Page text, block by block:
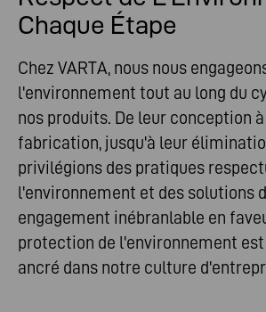
Chaque Étape
Chez VARTA, nous nous
l'environnement tout au long du
nos produits. De leur conception
fabrication, jusqu'à leur
privilégions des pratiques
l'environnement et des solutions
engagement inébranlable en
protection de l'environnement
ancré dans notre culture